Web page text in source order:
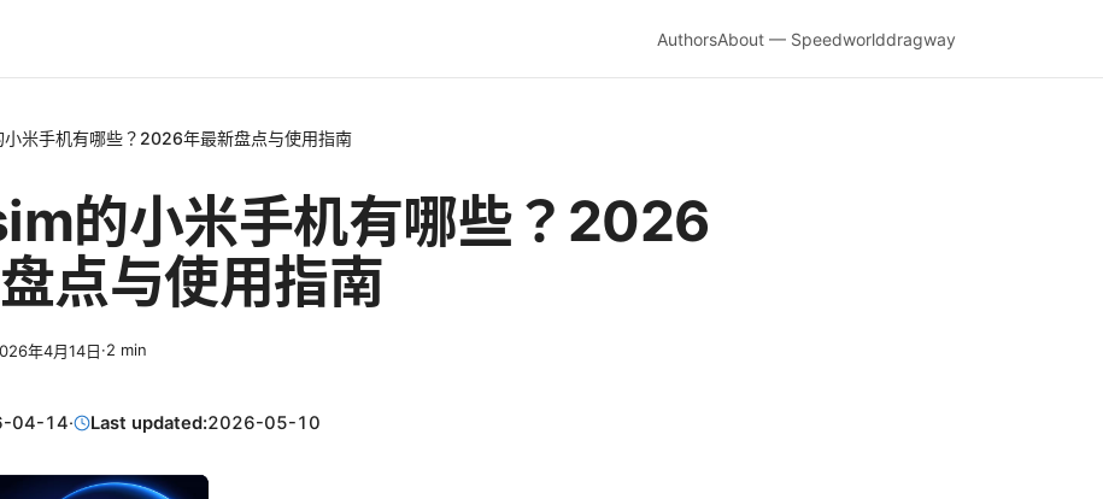
AuthorsAbout — Speedworlddragway
米手机有哪些？2026年最新盘点与使用指南
的小米手机有哪些？2026
点与使用指南
年4月14日·2 min
04-14· Last updated:2026-05-10